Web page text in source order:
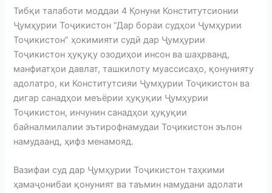
Тибқи талаботи моддаи 4 Қонуни Конститутсионии
Ҷумҳурии Тоҷикистон “Дар бораи судҳои Ҷумҳурии
Тоҷикистон” ҳокимияти судӣ дар Ҷумҳурии
Тоҷикистон ҳуқуқу озодиҳои инсон ва шаҳрванд,
манфиатҳои давлат, ташкилоту муассисаҳо, қонунияту
адолатро, ки Конститутсияи Ҷумҳурии Тоҷикистон ва
дигар санадҳои меъёрии ҳуқуқии Ҷумҳурии
Тоҷикистон, инчунин санадҳои ҳуқуқии
байналмилалии эътирофнамудаи Тоҷикистон эълон
намудаанд, ҳифз менамояд.
Вазифаи суд дар Ҷумҳурии Тоҷикистон таҳкими
ҳамаҷонибаи қонуният ва таъмин намудани адолати